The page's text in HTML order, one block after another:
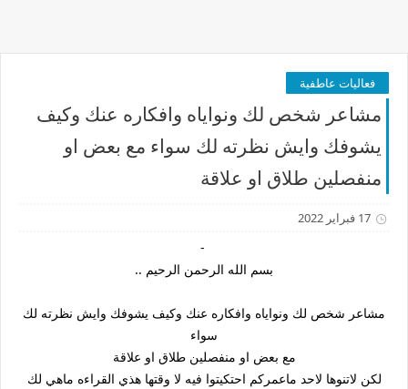
فعاليات عاطفية
مشاعر شخص لك ونواياه وافكاره عنك وكيف
يشوفك وايش نظرته لك سواء مع بعض او
منفصلين طلاق او علاقة
17 فبراير 2022
-
بسم الله الرحمن الرحيم ..
مشاعر شخص لك ونواياه وافكاره عنك وكيف يشوفك وايش نظرته لك
سواء
مع بعض او منفصلين طلاق او علاقة
لكن لاتنوها لاحد ماعمركم احتكيتوا فيه لا وقتها هذي القراءه ماهي لك